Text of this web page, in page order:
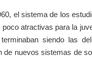
el sistema de los
atractivas para la
siendo las
de nuevos sistemas de